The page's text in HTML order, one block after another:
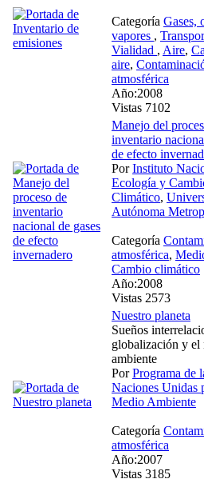
Categoría Gases,
vapores ,
Vialidad , Aire,
aire,
atmosférica
Año:2008
Vistas 7102
Manejo del
inventario
de efecto
PorInstituto
Ecología y
Climático,
Autónoma
Categoría
atmosférica,
Cambio climático
Año:2008
Vistas 2573
Nuestro planeta
Sueños
globalización y el
ambiente
PorPrograma de
Naciones Unidas
Medio Ambiente
Categoría
atmosférica
Año:2007
Vistas 3185